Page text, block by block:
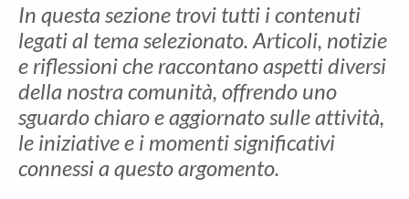
In questa sezione trovi tutti i contenuti
legati al tema selezionato. Articoli, notizie
e riflessioni che raccontano aspetti diversi
della nostra comunità, offrendo uno
sguardo chiaro e aggiornato sulle attività,
le iniziative e i momenti significativi
connessi a questo argomento.